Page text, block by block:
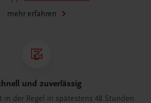
mehr erfahren
und zuverlässig
in der Regel in spätestens 48 Stunden